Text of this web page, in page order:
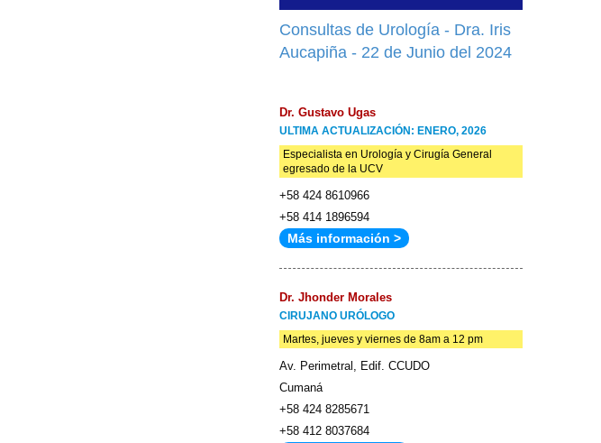
Consultas de Urología - Dra. Iris
Aucapiña - 22 de Junio del 2024
Dr. Gustavo Ugas
ULTIMA ACTUALIZACIÓN: ENERO, 2026
Especialista en Urología y Cirugía General
egresado de la UCV
+58 424 8610966
+58 414 1896594
Más información >
Dr. Jhonder Morales
CIRUJANO URÓLOGO
Martes, jueves y viernes de 8am a 12 pm
Av. Perimetral, Edif. CCUDO
Cumaná
+58 424 8285671
+58 412 8037684